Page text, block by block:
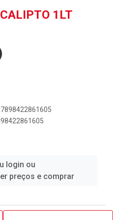
1LT
login ou
preços e comprar